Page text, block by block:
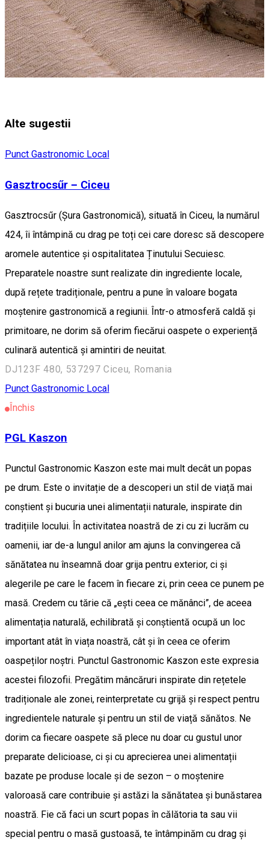
Alte sugestii
Punct Gastronomic Local
Gasztrocsűr – Ciceu
Gasztrocsűr (Șura Gastronomică), situată în Ciceu, la numărul
424, îi întâmpină cu drag pe toți cei care doresc să descopere
aromele autentice și ospitalitatea Ținutului Secuiesc.
Preparatele noastre sunt realizate din ingrediente locale,
după rețete tradiționale, pentru a pune în valoare bogata
moștenire gastronomică a regiunii. Într-o atmosferă caldă și
primitoare, ne dorim să oferim fiecărui oaspete o experiență
culinară autentică și amintiri de neuitat.
DJ123F 480, 537297 Ciceu, Romania
Punct Gastronomic Local
Închis
PGL Kaszon
Punctul Gastronomic Kaszon este mai mult decât un popas
pe drum. Este o invitație de a descoperi un stil de viață mai
conștient și bucuria unei alimentații naturale, inspirate din
tradițiile locului. În activitatea noastră de zi cu zi lucrăm cu
oamenii, iar de-a lungul anilor am ajuns la convingerea că
sănătatea nu înseamnă doar grija pentru exterior, ci și
alegerile pe care le facem în fiecare zi, prin ceea ce punem pe
masă. Credem cu tărie că „ești ceea ce mănânci”, de aceea
alimentația naturală, echilibrată și conștientă ocupă un loc
important atât în viața noastră, cât și în ceea ce oferim
oaspeților noștri. Punctul Gastronomic Kaszon este expresia
acestei filozofii. Pregătim mâncăruri inspirate din rețetele
tradiționale ale zonei, reinterpretate cu grijă și respect pentru
ingredientele naturale și pentru un stil de viață sănătos. Ne
dorim ca fiecare oaspete să plece nu doar cu gustul unor
preparate delicioase, ci și cu aprecierea unei alimentații
bazate pe produse locale și de sezon – o moștenire
valoroasă care contribuie și astăzi la sănătatea și bunăstarea
noastră. Fie că faci un scurt popas în călătoria ta sau vii
special pentru o masă gustoasă, te întâmpinăm cu drag și